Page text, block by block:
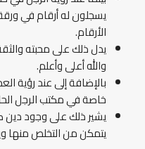
يسجلون له أرقام في
الأرقام.
يدل ذلك على محبته
والله أعلى وأعلم.
بالإضافة إلى عند رؤية
خاصة في مكتب الرجل
يشير ذلك على وجود
يتمكن من التخلص